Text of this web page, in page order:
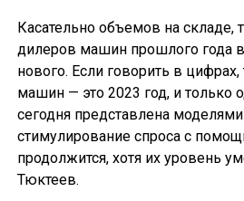
Касательно объемов на складе,
дилеров машин прошлого года
нового. Если говорить в
машин — это 2023 год, и только
сегодня представлена
стимулирование спроса с
продолжится, хотя их уровень
Тюктеев.